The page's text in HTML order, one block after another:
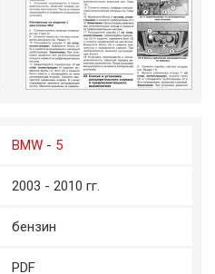
BMW - 5
2003 - 2010 гг.
бензин
PDF